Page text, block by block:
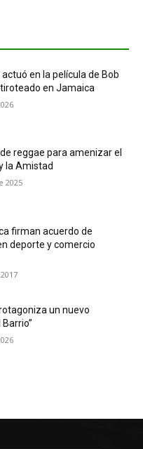
en la película de Bob
en Jamaica
reggae para amenizar el
la Amistad
2025
firman acuerdo de
deporte y comercio
un nuevo